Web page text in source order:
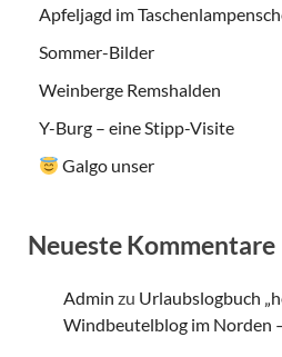
Apfeljagd im
Sommer-Bilder
Weinberge Remshalden
Y-Burg – eine Stipp-Visite
Galgo unser
Neueste Kommentare
Admin zu Urlaubslogbuch
Windbeutelblog im Norden